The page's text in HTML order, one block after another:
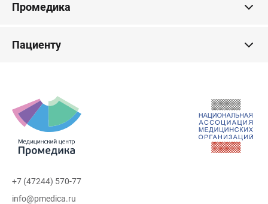
Промедика
Пациенту
+7 (47244) 570-77
info@pmedica.ru